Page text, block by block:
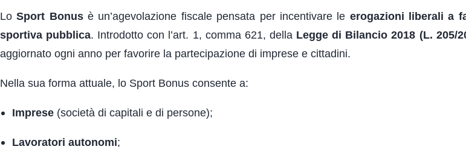
LoSport Bonusè un’agevolazione fiscale pensata per incentivare le erogazioni liberali a
sportiva pubblica. Introdotto con l’art. 1, comma 621, della Legge di Bilancio 2018 (L. 205/
aggiornato ogni anno per favorire la partecipazione di imprese e cittadini.
Nella sua forma attuale, lo Sport Bonus consente a:
Imprese (società di capitali e di persone);
Lavoratori autonomi;